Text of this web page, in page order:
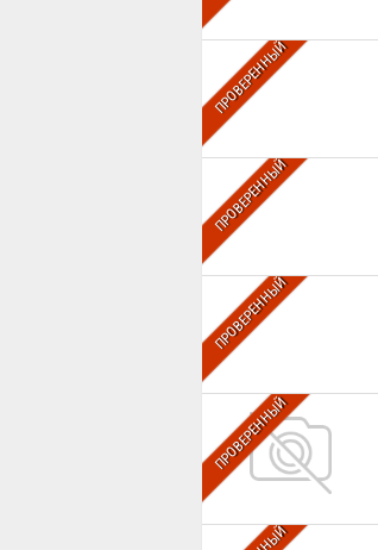
ПРОВЕРЕННЫЙ
ПРОВЕРЕННЫЙ
ПРОВЕРЕННЫЙ
ПРОВЕРЕННЫЙ